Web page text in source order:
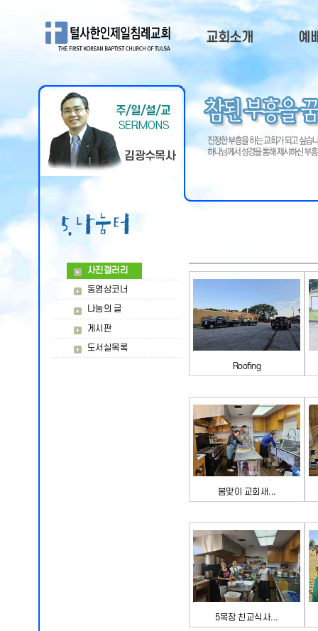
교회소개
담임목사
부교역자
목회비젼
교회광고
예
예
주일
QT
사진겔러리
동영상코너
나눔의 글
게시판
도서실목록
Roofing
봄맞이 교회새...
5목장 친교식사...